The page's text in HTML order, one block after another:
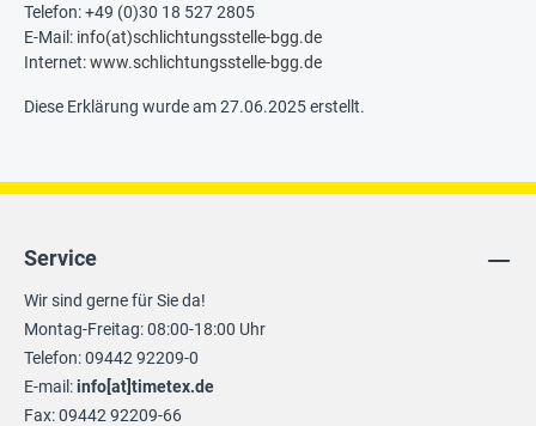
Telefon: +49 (0)30 18 527 2805
E-Mail: info(at)schlichtungsstelle-bgg.de
Internet:www.schlichtungsstelle-bgg.de
Diese Erklärung wurde am 27.06.2025 erstellt.
Service
Wir sind gerne für Sie da!
Montag-Freitag: 08:00-18:00 Uhr
Telefon: 09442 92209-0
E-mail:info[at]timetex.de
Fax: 09442 92209-66